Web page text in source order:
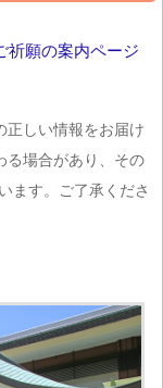
祈願の案内ページ
しい情報をお届け
る場合があり、その
ます。ご了承くださ